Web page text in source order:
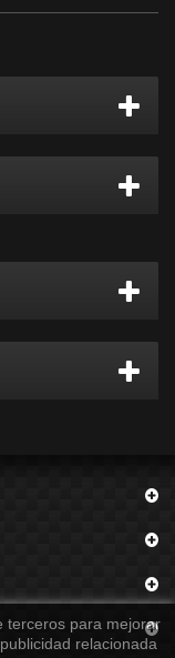
terceros para mejorar
relacionada